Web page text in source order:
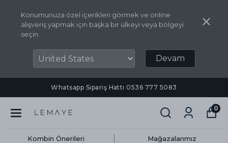
Konumunuza özel içerikleri görmek ve online
alışveriş yapmak için başka bir ülkeyi veya bölgeyi
seçin.
Devam
Whatsapp Sipariş Hattı ‪0536 777 5083‬
0
Kombin Önerileri Mağazalarımız